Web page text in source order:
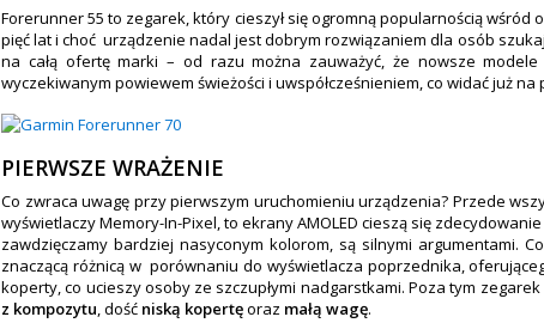
Forerunner 55 to zegarek, który cieszył się ogromną popularnością wśród
pięć lat i choć urządzenie nadal jest dobrym rozwiązaniem dla osób
na całą ofertę marki – od razu można zauważyć, że nowsze
wyczekiwanym powiewem świeżości i uwspółcześnieniem, co widać już
PIERWSZE WRAŻENIE
Co zwraca uwagę przy pierwszym uruchomieniu urządzenia? Przede
wyświetlaczy Memory-In-Pixel, to ekrany AMOLED cieszą się
zawdzięczamy bardziej nasyconym kolorom, są silnymi argumentami.
znaczącą różnicą w porównaniu do wyświetlacza poprzednika,
koperty, co ucieszy osoby ze szczupłymi nadgarstkami. Poza tym
z kompozytu , dość niską kopertęoraz małą wagę.